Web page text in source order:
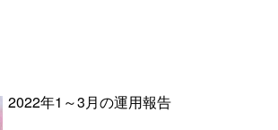
2022年1～3月の運用報告